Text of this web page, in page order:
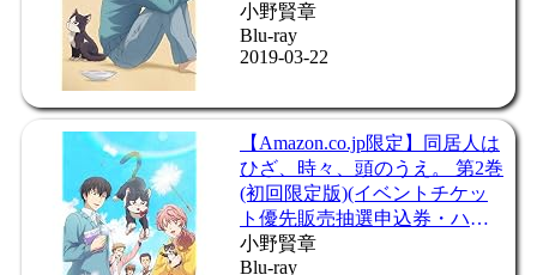
BOX」引換シリアルコード付
き) [Blu-ray]
小野賢章
Blu-ray
2019-05-24
【Amazon.co.jp限定】同居人は
ひざ、時々、頭のうえ。OP主
題歌「アンノウンワールド」
(特典:場面写真L版ブロマイド)
CD
2019-02-22